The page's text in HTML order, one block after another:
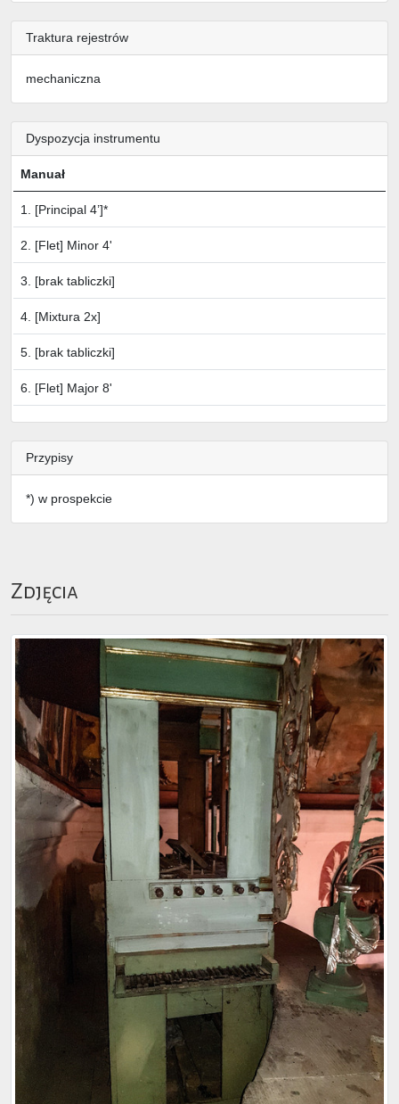
Traktura rejestrów
mechaniczna
Dyspozycja instrumentu
Manuał
1. [Principal 4’]*
2. [Flet] Minor 4'
3. [brak tabliczki]
4. [Mixtura 2x]
5. [brak tabliczki]
6. [Flet] Major 8'
Przypisy
*) w prospekcie
Zdjęcia